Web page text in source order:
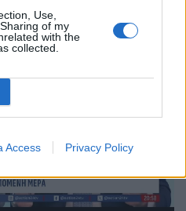
Use,
of my
with the
collected.
Access Privacy Policy